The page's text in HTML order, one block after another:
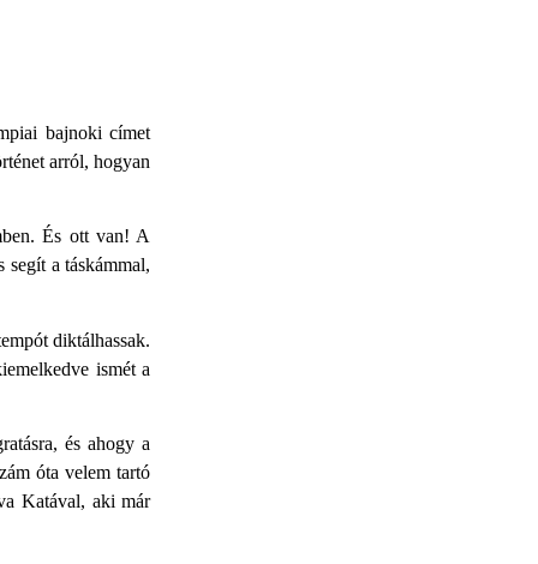
bajnoki címet
arról, hogyan
És ott van! A
a táskámmal,
diktálhassak.
ismét a
és ahogy a
óta velem tartó
Katával, aki már